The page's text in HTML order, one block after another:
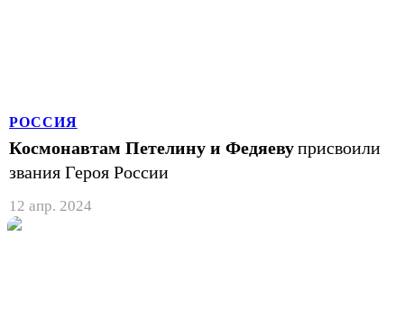
РОССИЯ
Космонавтам Петелину и Федяевуприсвоили
звания Героя России
12 апр. 2024